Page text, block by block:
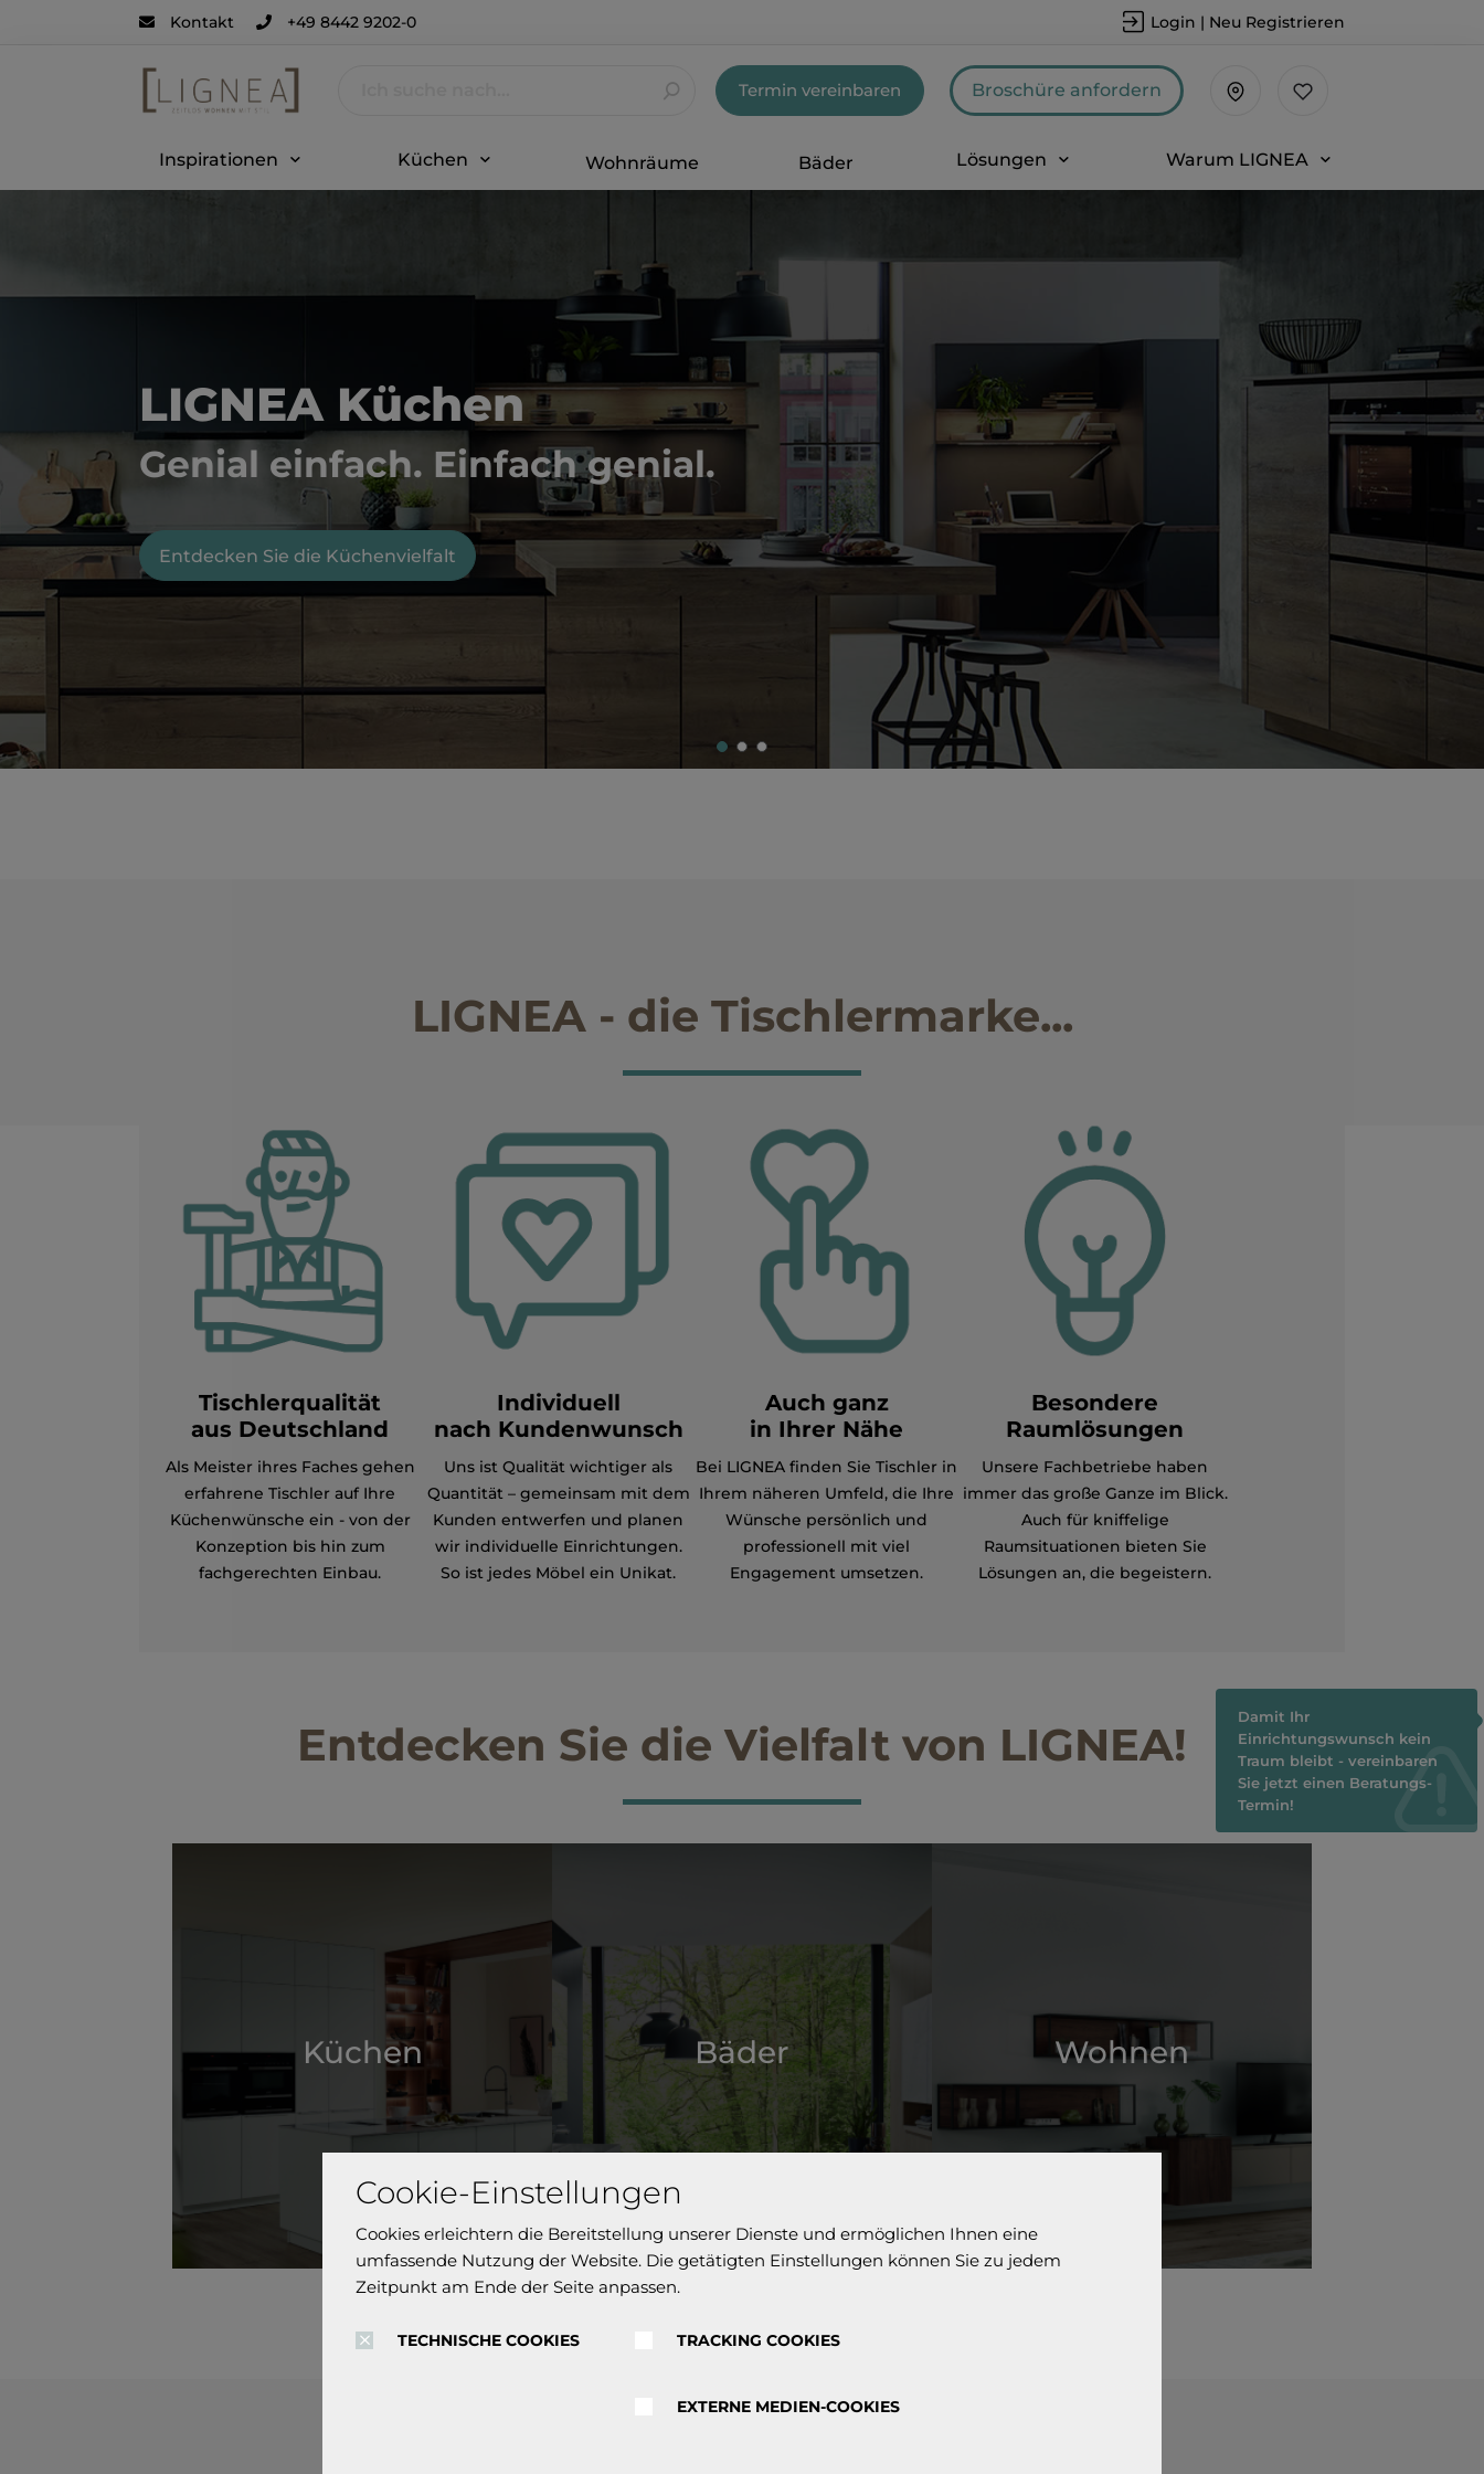
Cookie-Einstellungen
Cookies erleichtern die Bereitstellung unserer Dienste und ermöglichen Ihnen eine
umfassende Nutzung der Website. Die getätigten Einstellungen können Sie zu jedem
Zeitpunkt am Ende der Seite anpassen.
TECHNISCHE COOKIES TRACKING COOKIES
EXTERNE MEDIEN-COOKIES
Kontakt +49 8442 9202-0 Login | Neu Registrieren
Termin vereinbaren Broschüre anfordern
Inspirationen Küchen Wohnräume Bäder Lösungen Warum LIGNEA
LIGNEA Küchen
Genial einfach. Einfach genial.
Entdecken Sie die Küchenvielfalt
LIGNEA - die Tischlermarke...
Tischlerqualität
aus Deutschland
Als Meister ihres Faches gehen
erfahrene Tischler auf Ihre
Küchenwünsche ein - von der
Konzeption bis hin zum
fachgerechten Einbau.
Individuell
nach Kundenwunsch
Uns ist Qualität wichtiger als
Quantität – gemeinsam mit dem
Kunden entwerfen und planen
wir individuelle Einrichtungen.
So ist jedes Möbel ein Unikat.
Auch ganz
in Ihrer Nähe
Bei LIGNEA finden Sie Tischler in
Ihrem näheren Umfeld, die Ihre
Wünsche persönlich und
professionell mit viel
Engagement umsetzen.
Besondere
Raumlösungen
Unsere Fachbetriebe haben
immer das große Ganze im Blick.
Auch für kniffelige
Raumsituationen bieten Sie
Lösungen an, die begeistern.
Entdecken Sie die Vielfalt von LIGNEA!
Küchen Bäder Wohnen
Damit Ihr
Einrichtungswunsch kein
Traum bleibt - vereinbaren
Sie jetzt einen Beratungs-
Termin!